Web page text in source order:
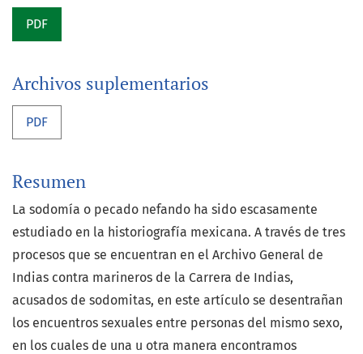
PDF
Archivos suplementarios
PDF
Resumen
La sodomía o pecado nefando ha sido escasamente
estudiado en la historiografía mexicana. A través de tres
procesos que se encuentran en el Archivo General de
Indias contra marineros de la Carrera de Indias,
acusados de sodomitas, en este artículo se desentrañan
los encuentros sexuales entre personas del mismo sexo,
en los cuales de una u otra manera encontramos